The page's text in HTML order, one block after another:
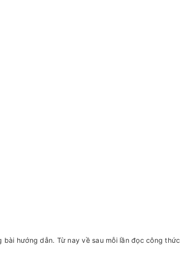
hướng dẫn. Từ nay về sau mỗi lần đọc công